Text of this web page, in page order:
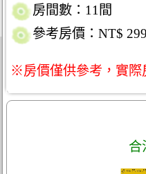
房間數：11間
參考房價：NT$
※房價僅供參考，實
合